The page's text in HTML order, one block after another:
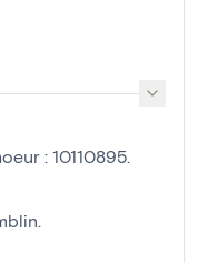
: 10110895.